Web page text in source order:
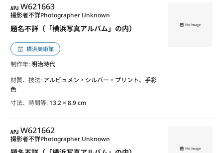
APJ
W621663
題名不詳（「横浜写真アルバム」の内）
撮影者不詳Photographer Unknown
横浜美術館
制作年: 明治時代
材質、技法: アルビュメン・シルバー・プリント、手彩
色
寸法、時間等: 13.2 × 8.9 cm
APJ
W621662
撮影者不詳Photographer Unknown